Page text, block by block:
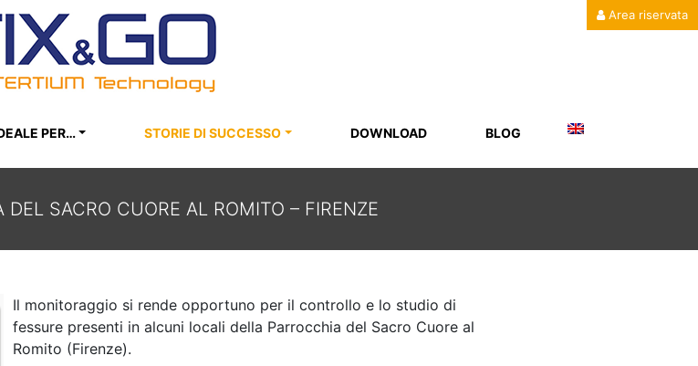
Area riservata
PER… STORIE DI SUCCESSO DOWNLOAD BLOG
DEL SACRO CUORE AL ROMITO – FIRENZE
CUORE AL ROMITO – FIRENZE
Il monitoraggio si rende opportuno per il controllo e lo studio di
fessure presenti in alcuni locali della Parrocchia del Sacro Cuore al
Romito (Firenze).